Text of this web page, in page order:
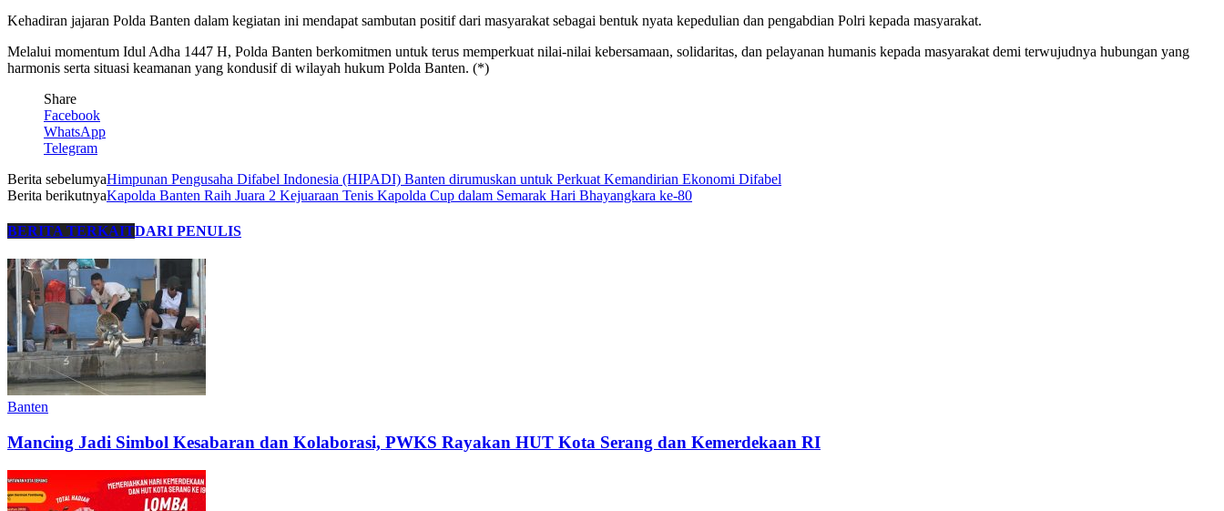
Kehadiran jajaran Polda Banten dalam kegiatan ini mendapat sambutan positif dari masyarakat sebagai bentuk nyata kepedulian dan pengabdian Polri kepada masyarakat.
Melalui momentum Idul Adha 1447 H, Polda Banten berkomitmen untuk terus memperkuat nilai-nilai kebersamaan, solidaritas, dan pelayanan humanis kepada masyarakat demi terwujudnya hubungan yang
harmonis serta situasi keamanan yang kondusif di wilayah hukum Polda Banten. (*)
Share
Facebook
WhatsApp
Telegram
Berita sebelumyaHimpunan Pengusaha Difabel Indonesia (HIPADI) Banten dirumuskan untuk Perkuat Kemandirian Ekonomi Difabel
Berita berikutnyaKapolda Banten Raih Juara 2 Kejuaraan Tenis Kapolda Cup dalam Semarak Hari Bhayangkara ke-80
BERITA TERKAITDARI PENULIS
Banten
Mancing Jadi Simbol Kesabaran dan Kolaborasi, PWKS Rayakan HUT Kota Serang dan Kemerdekaan RI